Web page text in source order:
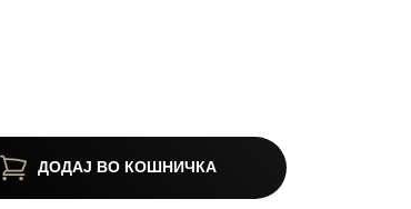
ДОДАЈ ВО КОШНИЧКА